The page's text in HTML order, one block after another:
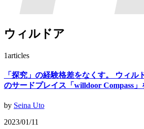
ウィルドア
1articles
「探究」の経験格差をなくす。 ウィル
のサードプレイス「willdoor Compass」
by Seina Uto
2023/01/11